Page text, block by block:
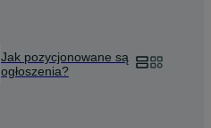
Jak pozycjonowane są
ogłoszenia?